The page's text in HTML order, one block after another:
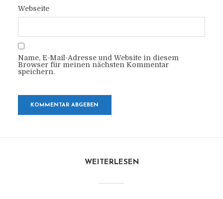
Webseite
Name, E-Mail-Adresse und Website in diesem
Browser für meinen nächsten Kommentar
speichern.
WEITERLESEN